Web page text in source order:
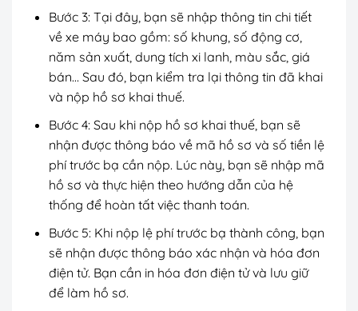
Bước 3: Tại đây, bạn sẽ nhập thông tin chi tiết
về xe máy bao gồm: số khung, số động cơ,
năm sản xuất, dung tích xi lanh, màu sắc, giá
bán… Sau đó, bạn kiểm tra lại thông tin đã khai
và nộp hồ sơ khai thuế.
Bước 4: Sau khi nộp hồ sơ khai thuế, bạn sẽ
nhận được thông báo về mã hồ sơ và số tiền lệ
phí trước bạ cần nộp. Lúc này, bạn sẽ nhập mã
hồ sơ và thực hiện theo hướng dẫn của hệ
thống để hoàn tất việc thanh toán.
Bước 5: Khi nộp lệ phí trước bạ thành công, bạn
sẽ nhận được thông báo xác nhận và hóa đơn
điện tử. Bạn cần in hóa đơn điện tử và lưu giữ
để làm hồ sơ.